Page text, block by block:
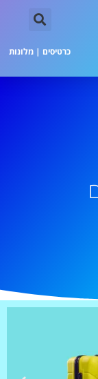
כרטיסים | מלונות